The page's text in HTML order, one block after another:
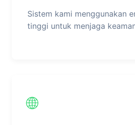
Sistem kami menggunakan
tinggi untuk menjaga
🌐